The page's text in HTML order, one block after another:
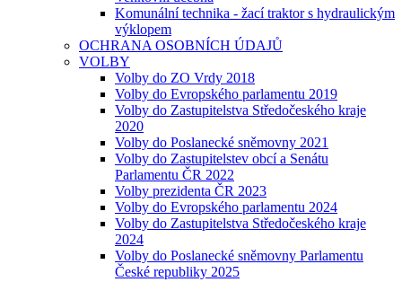
Komunální technika - žací traktor s hydraulickým
výklopem
OCHRANA OSOBNÍCH ÚDAJŮ
VOLBY
Volby do ZO Vrdy 2018
Volby do Evropského parlamentu 2019
Volby do Zastupitelstva Středočeského kraje
2020
Volby do Poslanecké sněmovny 2021
Volby do Zastupitelstev obcí a Senátu
Parlamentu ČR 2022
Volby prezidenta ČR 2023
Volby do Evropského parlamentu 2024
Volby do Zastupitelstva Středočeského kraje
2024
Volby do Poslanecké sněmovny Parlamentu
České republiky 2025